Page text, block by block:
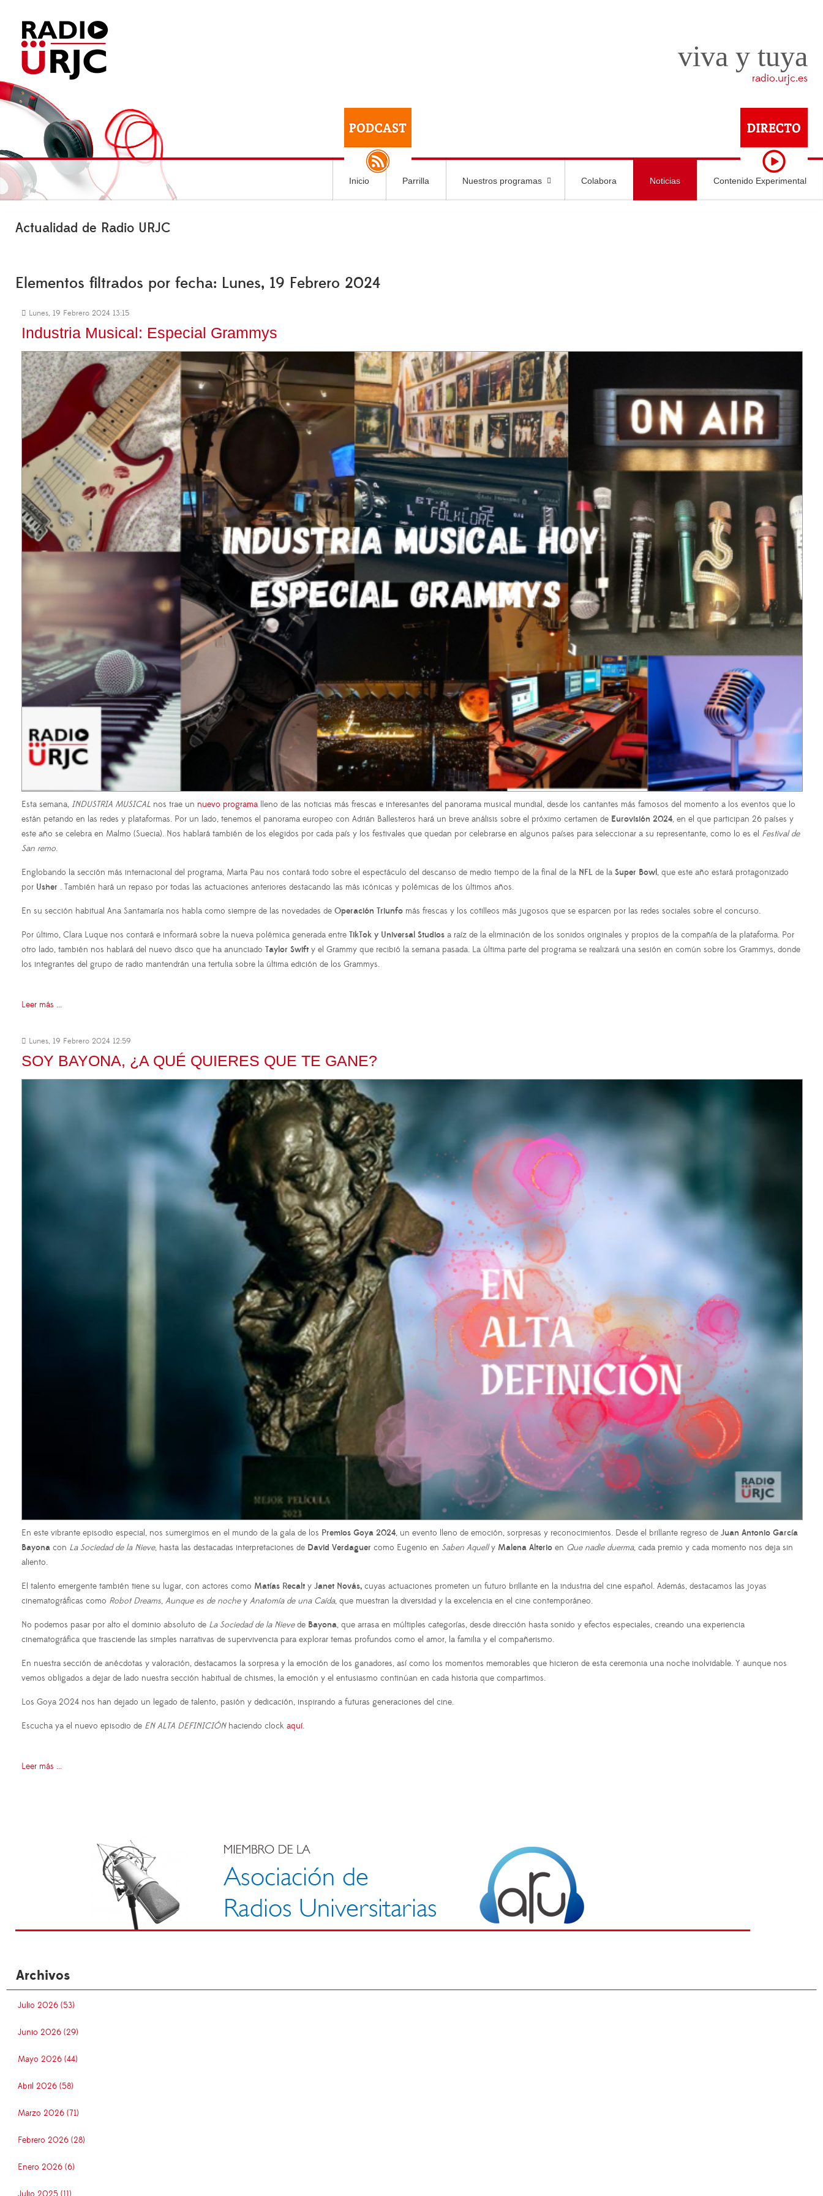
viva y tuya
radio.urjc.es
Inicio Parrilla Nuestros programas Colabora Noticias Contenido Experimental
Actualidad de Radio URJC
Elementos filtrados por fecha: Lunes, 19 Febrero 2024
Lunes, 19 Febrero 2024 13:15
Industria Musical: Especial Grammys
Esta semana, INDUSTRIA MUSICAL nos trae un nuevo programa lleno de las noticias más frescas e interesantes del panorama musical mundial, desde los cantantes más famosos del momento a los eventos que lo
están petando en las redes y plataformas. Por un lado, tenemos el panorama europeo con Adrián Ballesteros hará un breve análisis sobre el próximo certamen de Eurovisión 2024, en el que participan 26 países y
este año se celebra en Malmo (Suecia). Nos hablará también de los elegidos por cada país y los festivales que quedan por celebrarse en algunos países para seleccionar a su representante, como lo es el Festival de
San remo.
Englobando la sección más internacional del programa, Marta Pau nos contará todo sobre el espectáculo del descanso de medio tiempo de la final de la NFL de la Super Bowl, que este año estará protagonizado
por Usher . También hará un repaso por todas las actuaciones anteriores destacando las más icónicas y polémicas de los últimos años.
En su sección habitual Ana Santamaría nos habla como siempre de las novedades de Operación Triunfo más frescas y los cotilleos más jugosos que se esparcen por las redes sociales sobre el concurso.
Por último, Clara Luque nos contará e informará sobre la nueva polémica generada entre TikTok y Universal Studios a raíz de la eliminación de los sonidos originales y propios de la compañía de la plataforma. Por
otro lado, también nos hablará del nuevo disco que ha anunciado Taylor Swift y el Grammy que recibió la semana pasada. La última parte del programa se realizará una sesión en común sobre los Grammys, donde
los integrantes del grupo de radio mantendrán una tertulia sobre la última edición de los Grammys.
Leer más ...
Lunes, 19 Febrero 2024 12:59
SOY BAYONA, ¿A QUÉ QUIERES QUE TE GANE?
En este vibrante episodio especial, nos sumergimos en el mundo de la gala de los Premios Goya 2024, un evento lleno de emoción, sorpresas y reconocimientos. Desde el brillante regreso de Juan Antonio García
Bayona con La Sociedad de la Nieve, hasta las destacadas interpretaciones de David Verdaguer como Eugenio en Saben Aquelly Malena Alterio en Que nadie duerma, cada premio y cada momento nos deja sin
aliento.
El talento emergente también tiene su lugar, con actores como Matías Recalt y Janet Novás, cuyas actuaciones prometen un futuro brillante en la industria del cine español. Además, destacamos las joyas
cinematográficas como Robot Dreams, Aunque es de nochey Anatomía de una Caída, que muestran la diversidad y la excelencia en el cine contemporáneo.
No podemos pasar por alto el dominio absoluto de La Sociedad de la Nievede Bayona, que arrasa en múltiples categorías, desde dirección hasta sonido y efectos especiales, creando una experiencia
cinematográfica que trasciende las simples narrativas de supervivencia para explorar temas profundos como el amor, la familia y el compañerismo.
En nuestra sección de anécdotas y valoración, destacamos la sorpresa y la emoción de los ganadores, así como los momentos memorables que hicieron de esta ceremonia una noche inolvidable. Y aunque nos
vemos obligados a dejar de lado nuestra sección habitual de chismes, la emoción y el entusiasmo continúan en cada historia que compartimos.
Los Goya 2024 nos han dejado un legado de talento, pasión y dedicación, inspirando a futuras generaciones del cine.
Escucha ya el nuevo episodio de EN ALTA DEFINICIÓN haciendo clock aquí.
Leer más ...
Archivos
Julio 2026 (53)
Junio 2026 (29)
Mayo 2026 (44)
Abril 2026 (58)
Marzo 2026 (71)
Febrero 2026 (28)
Enero 2026 (6)